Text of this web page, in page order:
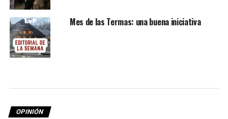
Mes de las Termas: una buena iniciativa
OPINIÓN